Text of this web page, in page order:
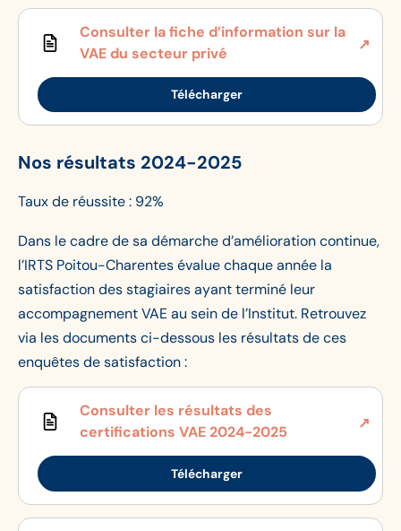
jeunesse, de l’éducation populaire et du sport
Textes de référence :
Arrêté du 8 avril 2021 modifiant l’arrêté du 20
d’Etat de la jeunesse, de l’éducation populaire et
la jeunesse et des sports
Consulter la fiche d’information sur la
VAE du secteur privé
Télécharger
Nos résultats 2024-2025
Taux de réussite : 92%
Dans le cadre de sa démarche d’amélioration continue,
l’IRTS Poitou-Charentes évalue chaque année la
satisfaction des stagiaires ayant terminé leur
accompagnement VAE au sein de l’Institut. Retrouvez
via les documents ci-dessous les résultats de ces
enquêtes de satisfaction :
Consulter les résultats des
certifications VAE 2024-2025
Télécharger